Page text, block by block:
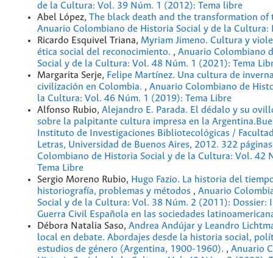
de la Cultura: Vol. 39 Núm. 1 (2012): Tema libre
Abel López, The black death and the transformation
Anuario Colombiano de Historia Social y de la Cultura:
Ricardo Esquivel Triana, Myriam Jimeno. Cultura y
ética social del reconocimiento. , Anuario Colombiano
Social y de la Cultura: Vol. 48 Núm. 1 (2021): Tema
Margarita Serje, Felipe Martínez. Una cultura de
civilización en Colombia. , Anuario Colombiano de
la Cultura: Vol. 46 Núm. 1 (2019): Tema Libre
Alfonso Rubio, Alejandro E. Parada. El dédalo y su
sobre la palpitante cultura impresa en la
Instituto de Investigaciones Bibliotecológicas /
Letras, Universidad de Buenos Aires, 2012. 322
Colombiano de Historia Social y de la Cultura: Vol. 42
Tema Libre
Sergio Moreno Rubio, Hugo Fazio. La historia del
historiografía, problemas y métodos , Anuario
Social y de la Cultura: Vol. 38 Núm. 2 (2011): Dossier:
Guerra Civil Española en las sociedades
Débora Natalia Saso, Andrea Andújar y Leandro
local en debate. Abordajes desde la historia social,
estudios de género (Argentina, 1900-1960). , Anuario